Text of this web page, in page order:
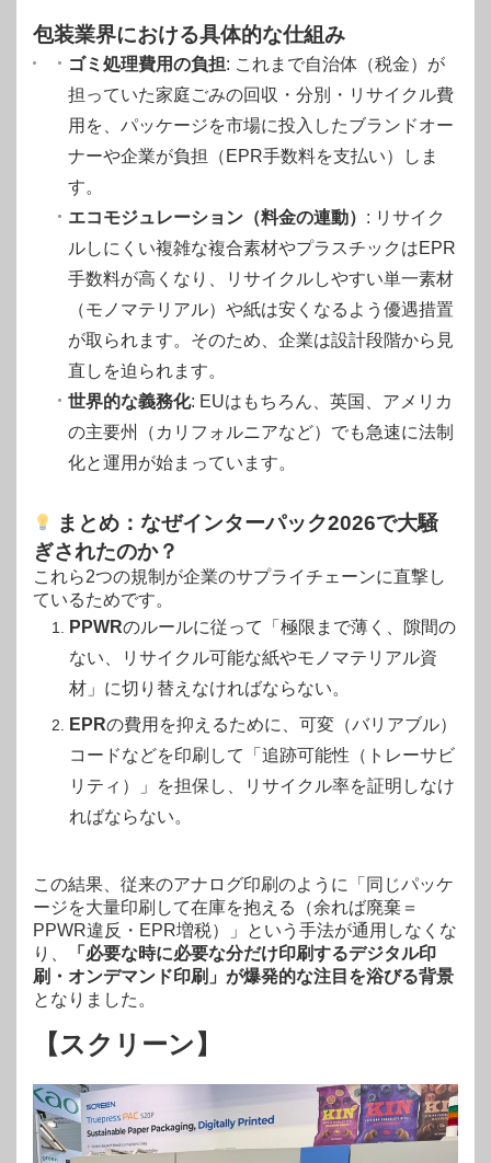
包装業界における具体的な仕組み
ゴミ処理費用の負担: これまで自治体（税金）が
担っていた家庭ごみの回収・分別・リサイクル費
用を、パッケージを市場に投入したブランドオー
ナーや企業が負担（EPR手数料を支払い）しま
す。
エコモジュレーション（料金の連動） : リサイク
ルしにくい複雑な複合素材やプラスチックはEPR
手数料が高くなり、リサイクルしやすい単一素材
（モノマテリアル）や紙は安くなるよう優遇措置
が取られます。そのため、企業は設計段階から見
直しを迫られます。
世界的な義務化: EUはもちろん、英国、アメリカ
の主要州（カリフォルニアなど）でも急速に法制
化と運用が始まっています。
まとめ：なぜインターパック2026で大騒
ぎされたのか？
これら2つの規制が企業のサプライチェーンに直撃し
ているためです。
PPWRのルールに従って「極限まで薄く、隙間の
ない、リサイクル可能な紙やモノマテリアル資
材」に切り替えなければならない。
EPRの費用を抑えるために、可変（バリアブル）
コードなどを印刷して「追跡可能性（トレーサビ
リティ）」を担保し、リサイクル率を証明しなけ
ればならない。
この結果、従来のアナログ印刷のように「同じパッケ
ージを大量印刷して在庫を抱える（余れば廃棄＝
PPWR違反・EPR増税）」という手法が通用しなくな
り、
「必要な時に必要な分だけ印刷するデジタル印
刷・オンデマンド印刷」が爆発的な注目を浴びる背景
となりました。
【スクリーン】